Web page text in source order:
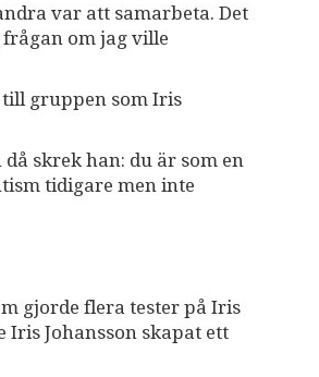
var att samarbeta. Det
om jag ville
till gruppen som Iris
skrek han: du är som en
tidigare men inte
gjorde flera tester på Iris
Johansson skapat ett